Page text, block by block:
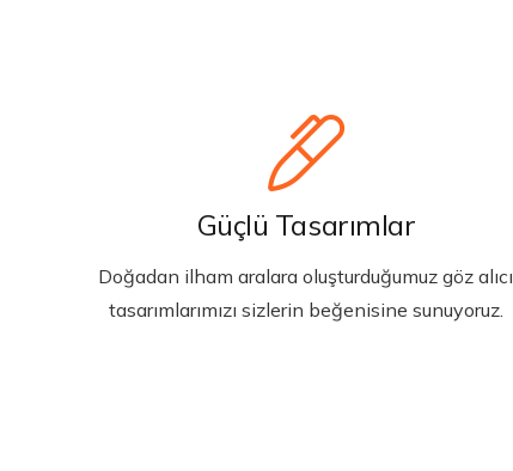
Güçlü Tasarımlar
Doğadan ilham aralara oluşturduğumuz göz alıcı
tasarımlarımızı sizlerin beğenisine sunuyoruz.